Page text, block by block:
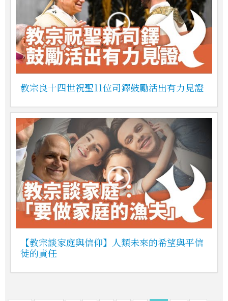
教宗良十四世祝聖11位司鐸鼓勵活出有力見證
【教宗談家庭與信仰】人類未來的希望與平信
徒的責任